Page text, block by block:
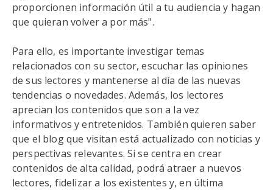
proporcionen información útil a tu audiencia y hagan
que quieran volver a por más".
Para ello, es importante investigar temas
relacionados con su sector, escuchar las opiniones
de sus lectores y mantenerse al día de las nuevas
tendencias o novedades. Además, los lectores
aprecian los contenidos que son a la vez
informativos y entretenidos. También quieren saber
que el blog que visitan está actualizado con noticias y
perspectivas relevantes. Si se centra en crear
contenidos de alta calidad, podrá atraer a nuevos
lectores, fidelizar a los existentes y, en última